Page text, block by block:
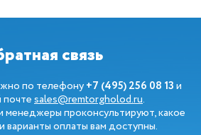
связь
по телефону+7 (495) 256 08 13и
почтеsales@remtorgholod.ru.
проконсультируют, какое
варианты оплаты вам доступны.